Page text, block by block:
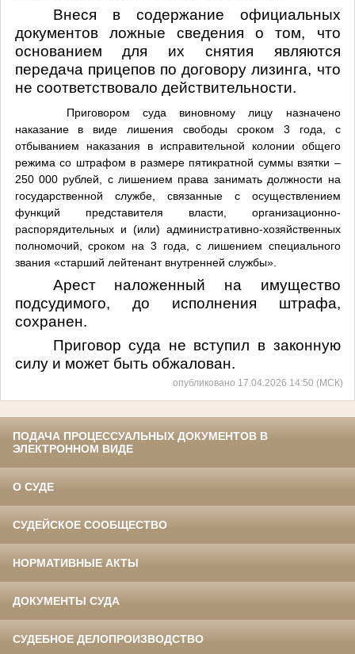
Внеся в содержание официальных
документов ложные сведения о том, что
основанием для их снятия являются
передача прицепов по договору лизинга, что
не соответствовало действительности.
Приговором суда виновному лицу назначено
наказание в виде лишения свободы сроком 3 года, с
отбыванием наказания в исправительной колонии общего
режима со штрафом в размере пятикратной суммы взятки –
250 000 рублей, с лишением права занимать должности на
государственной службе, связанные с осуществлением
функций представителя власти, организационно-
распорядительных и (или) административно-хозяйственных
полномочий, сроком на 3 года, с лишением специального
звания «старший лейтенант внутренней службы».
Арест наложенный на имущество
подсудимого, до исполнения штрафа,
сохранен.
Приговор суда не вступил в законную
силу и может быть обжалован.
опубликовано 17.04.2026 14:50 (МСК)
ПОДАЧА ПРОЦЕССУАЛЬНЫХ ДОКУМЕНТОВ В
ЭЛЕКТРОННОМ ВИДЕ
О СУДЕ
СУДЕЙСКОЕ СООБЩЕСТВО
НОРМАТИВНЫЕ АКТЫ
ДОКУМЕНТЫ СУДА
СУДЕБНОЕ ДЕЛОПРОИЗВОДСТВО